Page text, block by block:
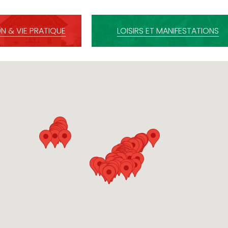
& VIE PRATIQUE LOISIRS ET MANIFESTATIONS